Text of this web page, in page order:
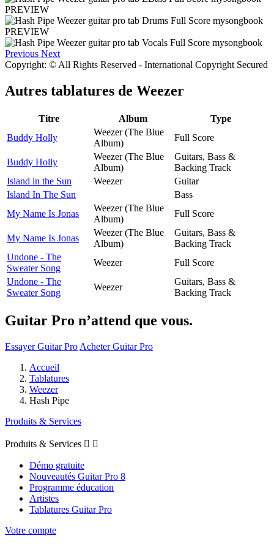
PREVIEW
PREVIEW
Previous Next
Copyright: © All Rights Reserved - International Copyright Secured
Autres tablatures de Weezer
Titre Album
Type
Buddy Holly
Weezer (The Blue
Album)
Full Score
Buddy Holly
Weezer (The Blue
Album)
Guitars, Bass &
Backing Track
Island in the Sun
Weezer
Guitar
Island In The Sun
Bass
My Name Is Jonas
Weezer (The Blue
Album)
Full Score
My Name Is Jonas
Weezer (The Blue
Album)
Guitars, Bass &
Backing Track
Undone - The
Sweater Song
Weezer
Full Score
Undone - The
Sweater Song
Weezer
Guitars, Bass &
Backing Track
Guitar Pro n’attend que vous.
Essayer Guitar Pro Acheter Guitar Pro
Accueil
Tablatures
Weezer
Hash Pipe
Produits & Services
Produits & Services  
Démo gratuite
Nouveautés Guitar Pro 8
Programme éducation
Artistes
Tablatures Guitar Pro
Votre compte